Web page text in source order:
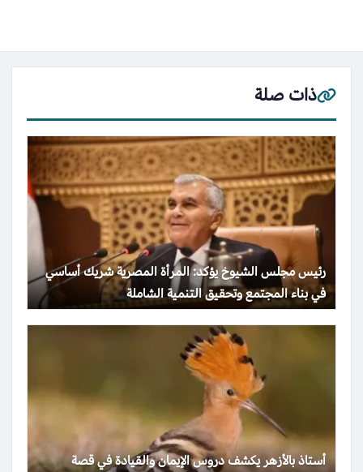
ذات صلة
رئيس مجلس الشيوخ يؤكد: المرأة المصرية شريك أساسي
في بناء المجتمع وتحقيق التنمية الشاملة
أستاذ بالأزهر يكشف دروس الإيمان والقيادة في قصة